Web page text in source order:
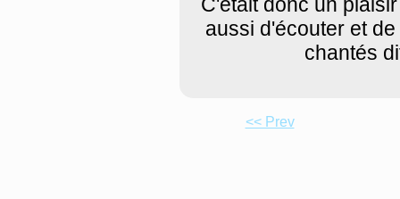
aussi d'écouter et
chantés
<< Prev